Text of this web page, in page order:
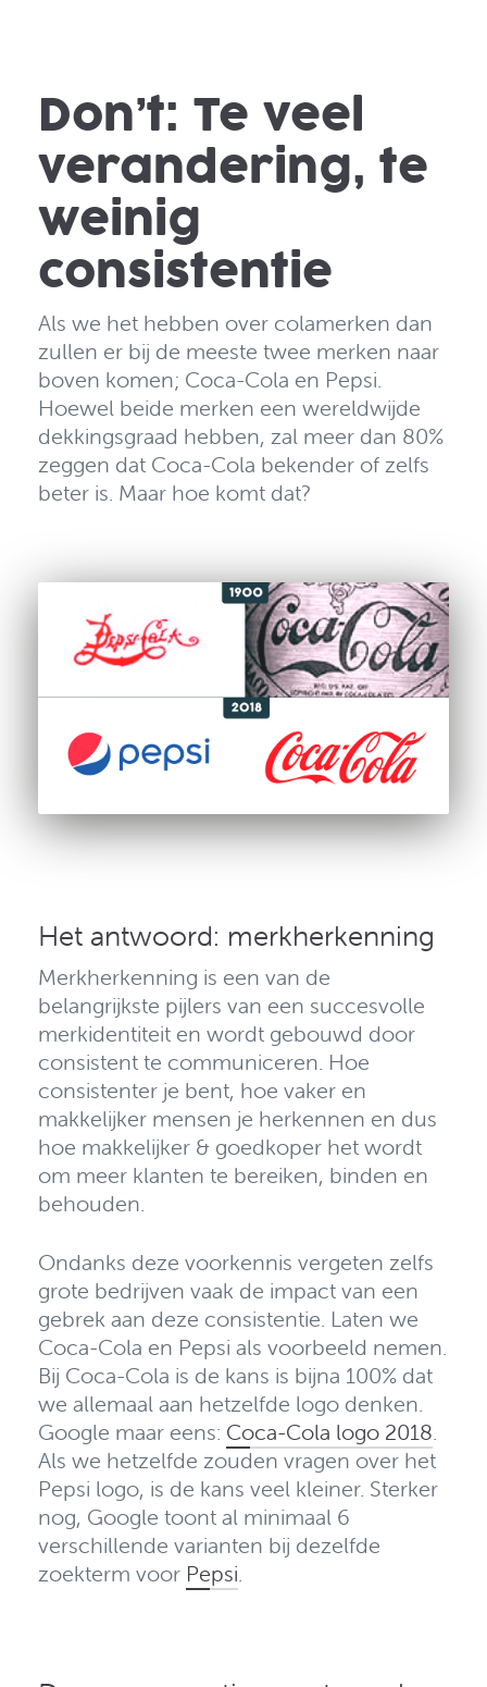
Don’t: Te veel
verandering, te
weinig
consistentie
Als we het hebben over colamerken dan
zullen er bij de meeste twee merken naar
boven komen; Coca-Cola en Pepsi.
Hoewel beide merken een wereldwijde
dekkingsgraad hebben, zal meer dan 80%
zeggen dat Coca-Cola bekender of zelfs
beter is. Maar hoe komt dat?
Het antwoord: merkherkenning
Merkherkenning is een van de
belangrijkste pijlers van een succesvolle
merkidentiteit en wordt gebouwd door
consistent te communiceren. Hoe
consistenter je bent, hoe vaker en
makkelijker mensen je herkennen en dus
hoe makkelijker & goedkoper het wordt
om meer klanten te bereiken, binden en
behouden.
Ondanks deze voorkennis vergeten zelfs
grote bedrijven vaak de impact van een
gebrek aan deze consistentie. Laten we
Coca-Cola en Pepsi als voorbeeld nemen.
Bij Coca-Cola is de kans is bijna 100% dat
we allemaal aan hetzelfde logo denken.
Google maar eens: Coca-Cola logo 2018
Als we hetzelfde zouden vragen over het
Pepsi logo, is de kans veel kleiner. Sterker
nog, Google toont al minimaal 6
verschillende varianten bij dezelfde
zoekterm voor Pepsi